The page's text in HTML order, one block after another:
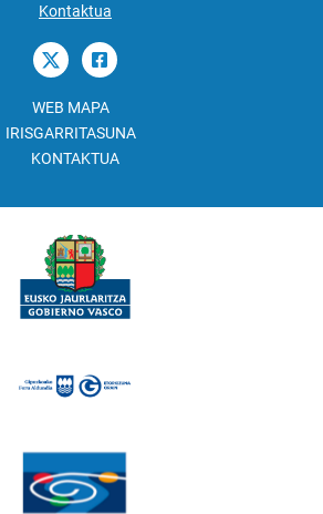
Kontaktua
WEB MAPA
IRISGARRITASUNA
KONTAKTUA